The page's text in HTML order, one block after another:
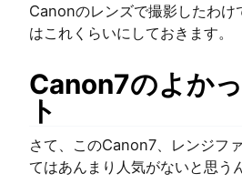
Canonのレンズで撮影したわけ
はこれくらいにしておきます。
Canon7のよか
ト
さて、このCanon7、レンジフ
てはあんまり人気がないと思う